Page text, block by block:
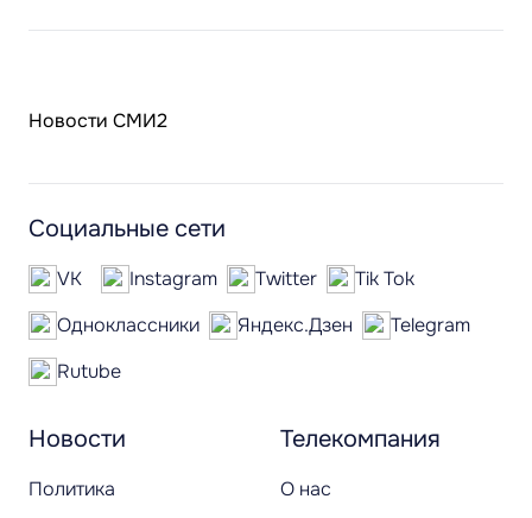
Новости СМИ2
Новости
Политика
Телекомпания
О нас
Социальные сети
VK Instagram Twitter
Tik Tok
Одноклассники
Яндекс.Дзен
Telegram
Rutube